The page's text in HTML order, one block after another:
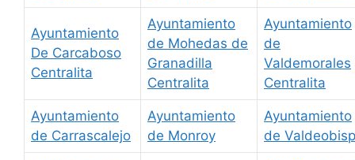
Ayuntamiento
De Carcaboso
Centralita
Ayuntamiento
de Mohedas de
Granadilla
Centralita
Ayuntamiento
de
Valdemorales
Centralita
Ayuntamiento
de Carrascalejo
Ayuntamiento
de Monroy
Ayuntamiento
de